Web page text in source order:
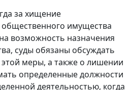
за хищение
общественного имущества
возможность назначения
суды обязаны обсуждать
меры, а также о лишении
определенные должности
деятельностью, когда